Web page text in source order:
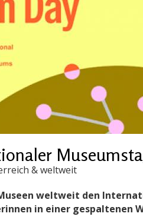
& weltweit
weltweit den
in einer gespaltenen